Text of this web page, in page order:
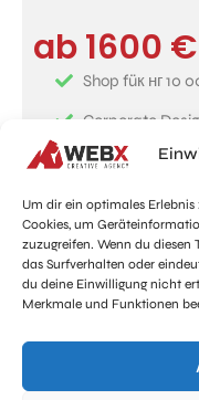
Um dir ein optimales
Cookies, um
zuzugreifen. Wenn du
das Surfverhalten oder
du deine Einwilligung nicht
Merkmale und Funktionen
ab 1600 €
Shop füк нг 10
Corporate
Vollständige
SEO-konforme
Bestellübersich
PDF-Rechnung